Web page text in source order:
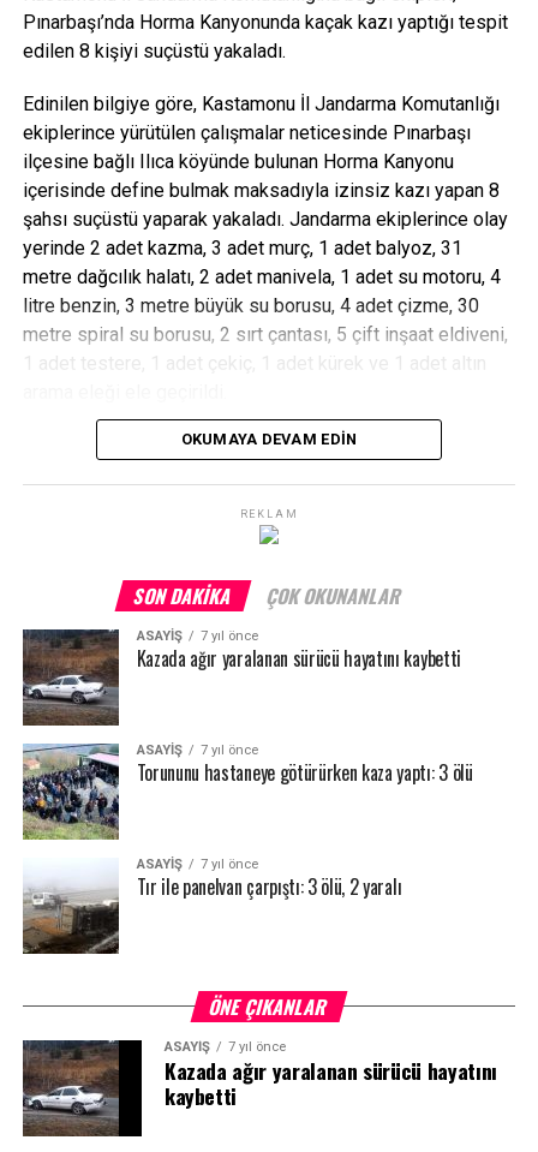
Pınarbaşı’nda Horma Kanyonunda kaçak kazı yaptığı tespit
edilen 8 kişiyi suçüstü yakaladı.
Edinilen bilgiye göre, Kastamonu İl Jandarma Komutanlığı
ekiplerince yürütülen çalışmalar neticesinde Pınarbaşı
ilçesine bağlı Ilıca köyünde bulunan Horma Kanyonu
içerisinde define bulmak maksadıyla izinsiz kazı yapan 8
şahsı suçüstü yaparak yakaladı. Jandarma ekiplerince olay
yerinde 2 adet kazma, 3 adet murç, 1 adet balyoz, 31
metre dağcılık halatı, 2 adet manivela, 1 adet su motoru, 4
litre benzin, 3 metre büyük su borusu, 4 adet çizme, 30
metre spiral su borusu, 2 sırt çantası, 5 çift inşaat eldiveni,
1 adet testere, 1 adet çekiç, 1 adet kürek ve 1 adet altın
Jandarma ekiplerince gözaltına alınan 8 şüpheli şahıs
OKUMAYA DEVAM EDIN
REKLAM
SON DAKIKA ÇOK OKUNANLAR
ASAYİŞ 7 yıl önce
Kazada ağır yaralanan sürücü hayatını kaybetti
ASAYİŞ 7 yıl önce
Torununu hastaneye götürürken kaza yaptı: 3 ölü
ASAYİŞ 7 yıl önce
Tır ile panelvan çarpıştı: 3 ölü, 2 yaralı
ÖNE ÇIKANLAR
ASAYİŞ 7 yıl önce
Kazada ağır yaralanan sürücü hayatını
kaybetti